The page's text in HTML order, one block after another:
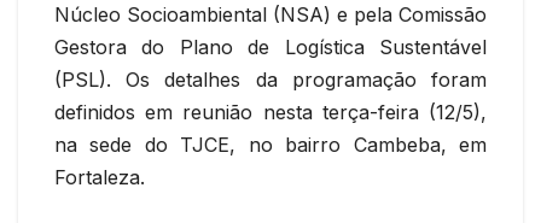
Núcleo Socioambiental (NSA) e pela Comissão
Gestora do Plano de Logística Sustentável
(PSL). Os detalhes da programação foram
definidos em reunião nesta terça-feira (12/5),
na sede do TJCE, no bairro Cambeba, em
Fortaleza.